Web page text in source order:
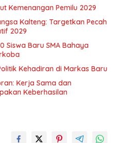
Kemenangan Pemilu 2029
Kalteng: Targetkan Pecah
2029
Siswa Baru SMA Bahaya
Kehadiran di Markas Baru
Kerja Sama dan
Keberhasilan